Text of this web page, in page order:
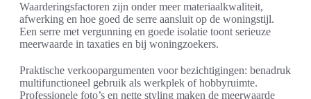
Waarderingsfactoren zijn onder meer materiaalkwaliteit,
afwerking en hoe goed de serre aansluit op de woningstijl.
Een serre met vergunning en goede isolatie toont serieuze
meerwaarde in taxaties en bij woningzoekers.
Praktische verkoopargumenten voor bezichtigingen: benadruk
multifunctioneel gebruik als werkplek of hobbyruimte.
Professionele foto’s en nette styling maken de meerwaarde